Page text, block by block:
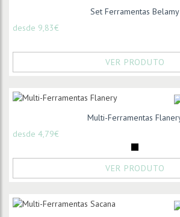
Set Ferramentas Belamy
desde 9,83€
VER PRODUTO
Multi-Ferramentas
desde 4,79€
VER PRODUTO